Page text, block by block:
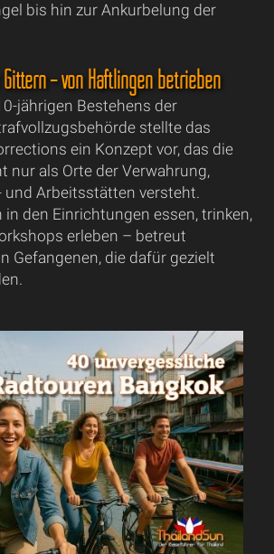
bis hin zur Ankurbelung der
– von Häftlingen betrieben
jährigen Bestehens der
stellte das
ein Konzept vor, das die
nur als Orte der Verwahrung,
und Arbeitsstätten versteht.
in den Einrichtungen essen, trinken,
erleben – betreut
Gefangenen, die dafür gezielt